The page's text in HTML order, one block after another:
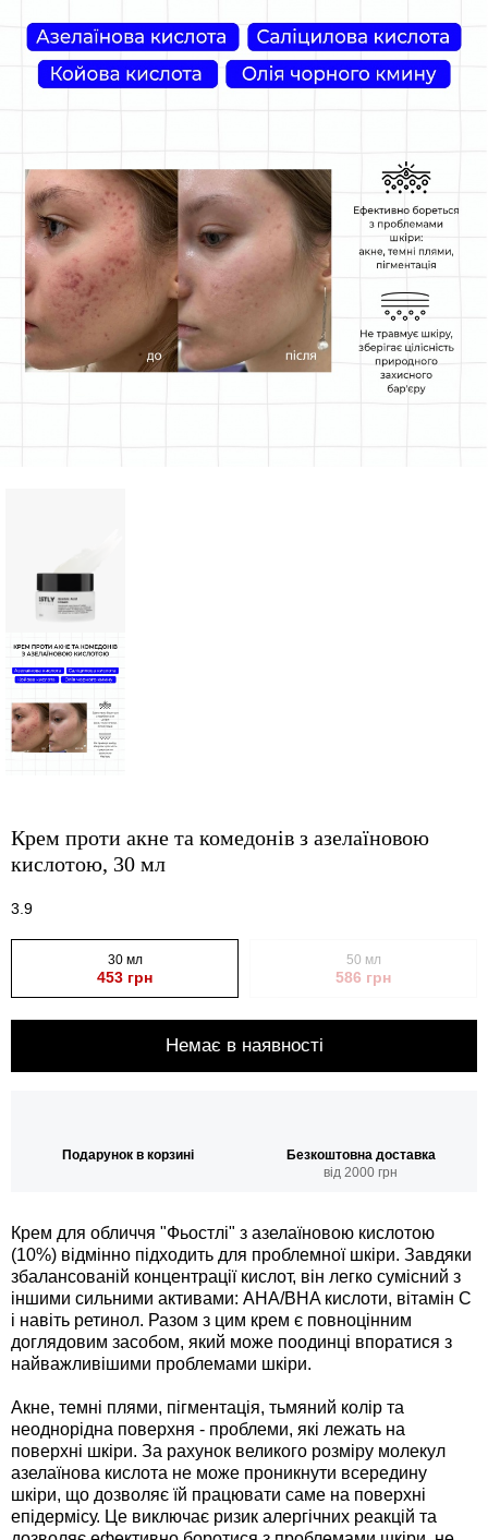
Крем проти акне та комедонів з азелаїновою
кислотою, 30 мл
3.9
30 мл
453 грн
50 мл
586 грн
Немає в наявності
Подарунок в корзині
Безкоштовна доставка
від 2000 грн
Крем для обличчя "Фьостлі" з азелаїновою кислотою
(10%) відмінно підходить для проблемної шкіри. Завдяки
збалансованій концентрації кислот, він легко сумісний з
іншими сильними активами: АНА/BHA кислоти, вітамін С
і навіть ретинол. Разом з цим крем є повноцінним
доглядовим засобом, який може поодинці впоратися з
найважливішими проблемами шкіри.
Акне, темні плями, пігментація, тьмяний колір та
неоднорідна поверхня - проблеми, які лежать на
поверхні шкіри. За рахунок великого розміру молекул
азелаїнова кислота не може проникнути всередину
шкіри, що дозволяє їй працювати саме на поверхні
епідермісу. Це виключає ризик алергічних реакцій та